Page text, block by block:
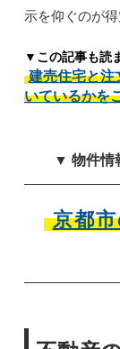
示を仰ぐのが得
▼この記事も読
建売住宅と注
いているかを
▼ 物件情
京都